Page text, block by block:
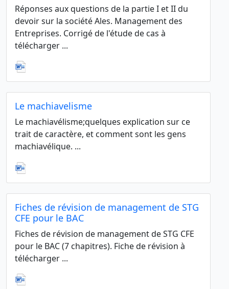
Réponses aux questions de la partie I et II du
devoir sur la société Ales. Management des
Entreprises. Corrigé de l'étude de cas à
télécharger ...
Le machiavelisme
Le machiavélisme;quelques explication sur ce
trait de caractère, et comment sont les gens
machiavélique. ...
Fiches de révision de management de STG
CFE pour le BAC
Fiches de révision de management de STG CFE
pour le BAC (7 chapitres). Fiche de révision à
télécharger ...